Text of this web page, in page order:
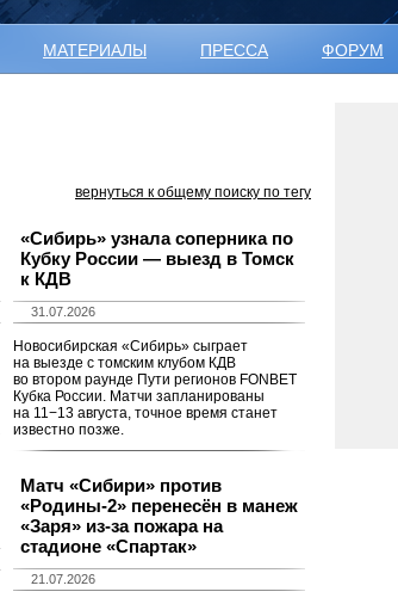
МАТЕРИАЛЫ ПРЕССА ФОРУМ
вернуться к общему поиску по тегу
«Сибирь» узнала соперника по
Кубку России — выезд в Томск
к КДВ
31.07.2026
Новосибирская «Сибирь» сыграет
на выезде с томским клубом КДВ
во втором раунде Пути регионов FONBET
Кубка России. Матчи запланированы
на 11−13 августа, точное время станет
известно позже.
Матч «Сибири» против
«Родины-2» перенесён в манеж
«Заря» из-за пожара на
стадионе «Спартак»
21.07.2026